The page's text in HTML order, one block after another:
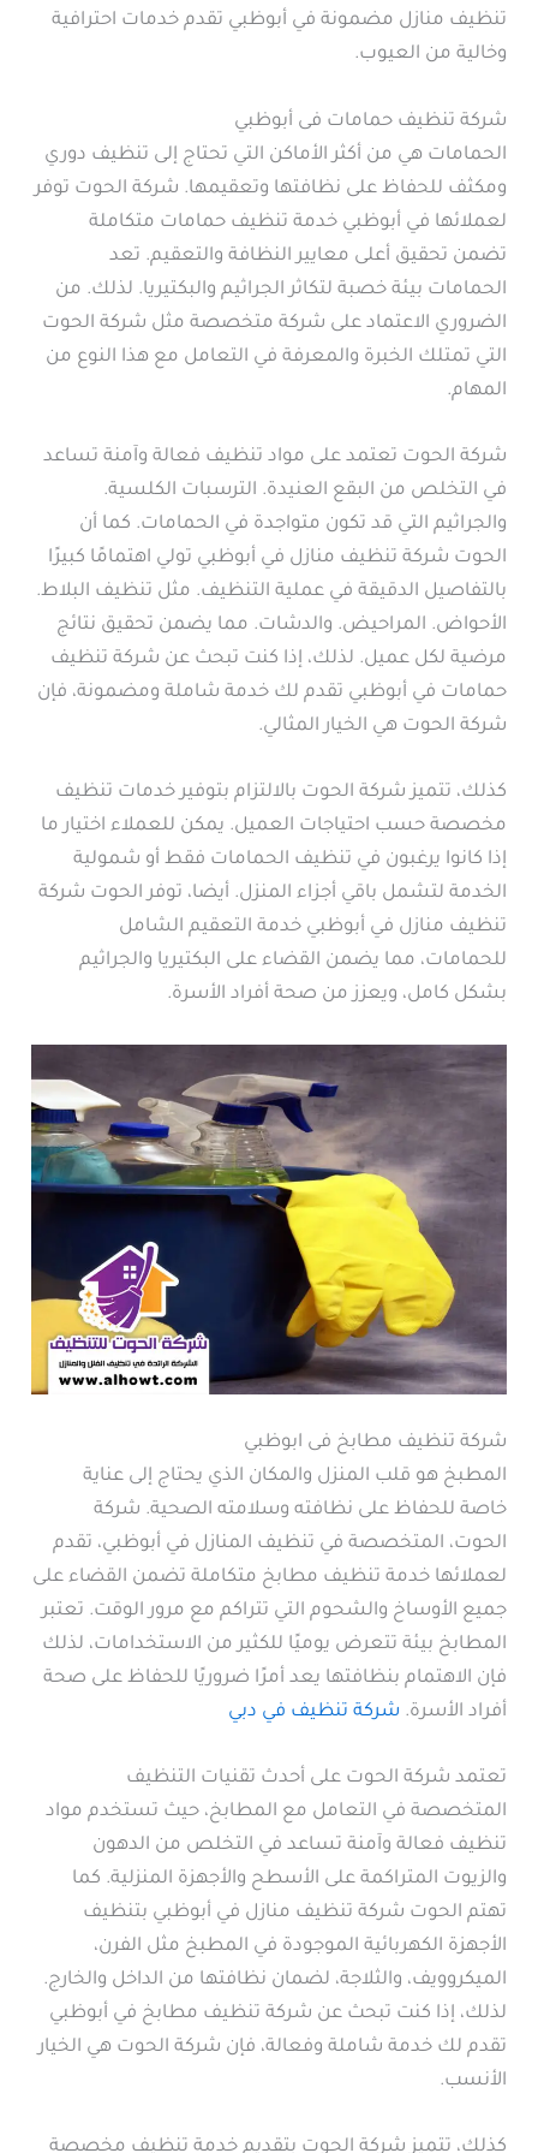
تنظيف منازل مضمونة في أبوظبي تقدم خدمات احترافية
وخالية من العيوب.
شركة تنظيف حمامات فى أبوظبي
الحمامات هي من أكثر الأماكن التي تحتاج إلى تنظيف دوري
ومكثف للحفاظ على نظافتها وتعقيمها. شركة الحوت توفر
لعملائها في أبوظبي خدمة تنظيف حمامات متكاملة
تضمن تحقيق أعلى معايير النظافة والتعقيم. تعد
الحمامات بيئة خصبة لتكاثر الجراثيم والبكتيريا. لذلك. من
الضروري الاعتماد على شركة متخصصة مثل شركة الحوت
التي تمتلك الخبرة والمعرفة في التعامل مع هذا النوع من
المهام.
شركة الحوت تعتمد على مواد تنظيف فعالة وآمنة تساعد
في التخلص من البقع العنيدة. الترسبات الكلسية.
والجراثيم التي قد تكون متواجدة في الحمامات. كما أن
الحوت شركة تنظيف منازل في أبوظبي تولي اهتمامًا كبيرًا
بالتفاصيل الدقيقة في عملية التنظيف. مثل تنظيف البلاط.
الأحواض. المراحيض. والدشات. مما يضمن تحقيق نتائج
مرضية لكل عميل. لذلك، إذا كنت تبحث عن شركة تنظيف
حمامات في أبوظبي تقدم لك خدمة شاملة ومضمونة، فإن
شركة الحوت هي الخيار المثالي.
كذلك، تتميز شركة الحوت بالالتزام بتوفير خدمات تنظيف
مخصصة حسب احتياجات العميل. يمكن للعملاء اختيار ما
إذا كانوا يرغبون في تنظيف الحمامات فقط أو شمولية
الخدمة لتشمل باقي أجزاء المنزل. أيضا، توفر الحوت شركة
تنظيف منازل في أبوظبي خدمة التعقيم الشامل
للحمامات، مما يضمن القضاء على البكتيريا والجراثيم
بشكل كامل، ويعزز من صحة أفراد الأسرة.
شركة تنظيف مطابخ فى ابوظبي
المطبخ هو قلب المنزل والمكان الذي يحتاج إلى عناية
خاصة للحفاظ على نظافته وسلامته الصحية. شركة
الحوت، المتخصصة في تنظيف المنازل في أبوظبي، تقدم
لعملائها خدمة تنظيف مطابخ متكاملة تضمن القضاء على
جميع الأوساخ والشحوم التي تتراكم مع مرور الوقت. تعتبر
المطابخ بيئة تتعرض يوميًا للكثير من الاستخدامات، لذلك
فإن الاهتمام بنظافتها يعد أمرًا ضروريًا للحفاظ على صحة
أفراد الأسرة. شركة تنظيف في دبي
تعتمد شركة الحوت على أحدث تقنيات التنظيف
المتخصصة في التعامل مع المطابخ، حيث تستخدم مواد
تنظيف فعالة وآمنة تساعد في التخلص من الدهون
والزيوت المتراكمة على الأسطح والأجهزة المنزلية. كما
تهتم الحوت شركة تنظيف منازل في أبوظبي بتنظيف
الأجهزة الكهربائية الموجودة في المطبخ مثل الفرن،
الميكروويف، والثلاجة، لضمان نظافتها من الداخل والخارج.
لذلك، إذا كنت تبحث عن شركة تنظيف مطابخ في أبوظبي
تقدم لك خدمة شاملة وفعالة، فإن شركة الحوت هي الخيار
الأنسب.
كذلك، تتميز شركة الحوت بتقديم خدمة تنظيف مخصصة